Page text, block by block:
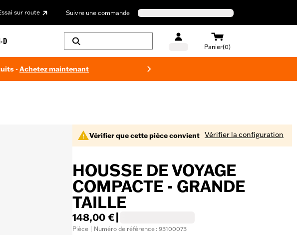
sur route Suivre une commande
D
Panier(0)
-Achetez maintenant
Vérifier que cette pièce convient Vérifier la configuration
HOUSSE DE VOYAGE
COMPACTE - GRANDE
TAILLE
148,00 €
Pièce | Numéro de référence : 93100073